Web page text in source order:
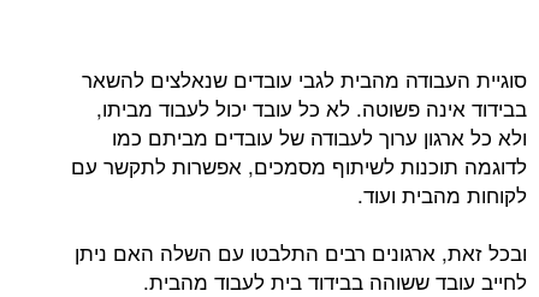
סוגיית העבודה מהבית לגבי עובדים שנאלצים להשאר
בבידוד אינה פשוטה. לא כל עובד יכול לעבוד מביתו,
ולא כל ארגון ערוך לעבודה של עובדים מביתם כמו
לדוגמה תוכנות לשיתוף מסמכים, אפשרות לתקשר עם
לקוחות מהבית ועוד.
ובכל זאת, ארגונים רבים התלבטו עם השלה האם ניתן
לחייב עובד ששוהה בבידוד בית לעבוד מהבית.